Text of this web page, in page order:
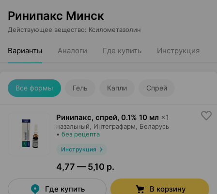
Ринипакс Минск
Действующее вещество: Ксилометазолин
Варианты Аналоги Где купить Инструкция
Все формы Гель Капли Спрей
Ринипакс, спрей, 0.1% 10 мл ×1
назальный, Интеграфарм , Беларусь
• без рецепта
Инструкция
4,77 — 5,10 р.
Где купить В корзину